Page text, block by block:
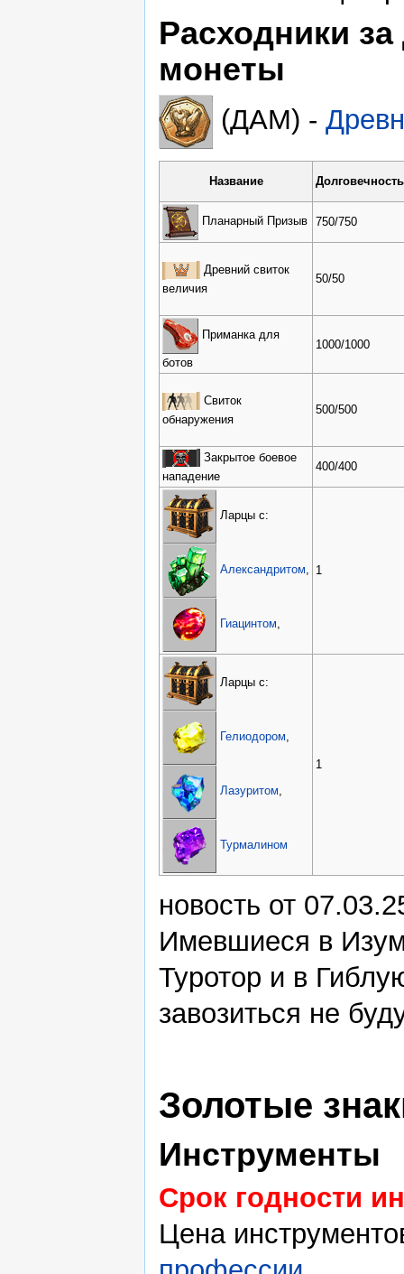
Расходники
монеты
(ДАМ) -
Название Долговечность
Планарный Призыв 750/750
Древний свиток
величия
50/50
Приманка для
ботов
1000/1000
Свиток
обнаружения
500/500
Закрытое боевое
нападение
400/400
Ларцы с:
Александритом,
Гиацинтом,
1
Ларцы с:
Гелиодором,
Лазуритом,
Турмалином
1
новость от
Имевшиеся в
Туротор и в
завозиться не
Золотые
Инструменты
Срок годности
Цена